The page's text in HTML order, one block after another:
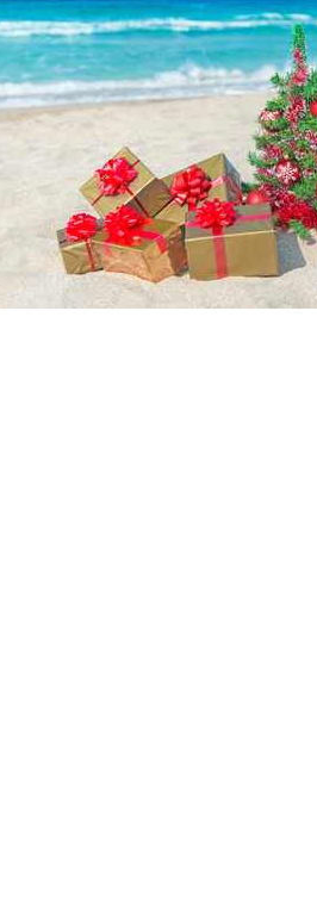
or ESC to close